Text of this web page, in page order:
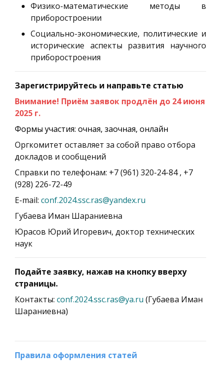
Физико-математические методы в
приборостроении
Социально-экономические, политические и
исторические аспекты развития научного
приборостроения
Зарегистрируйтесь и направьте статью
Внимание! Приём заявок продлён до 24 июня
2025 г.
Формы участия: очная, заочная, онлайн
Оргкомитет оставляет за собой право отбора
докладов и сообщений
Справки по телефонам: +7 (961) 320-24-84 , +7
(928) 226-72-49
E-mail: conf.2024.ssc.ras@yandex.ru
Губаева Иман Шараниевна
Юрасов Юрий Игоревич, доктор технических
наук
Подайте заявку, нажав на кнопку вверху
страницы.
Контакты: conf.2024.ssc.ras@ya.ru (Губаева Иман
Шараниевна)
Правила оформления статей